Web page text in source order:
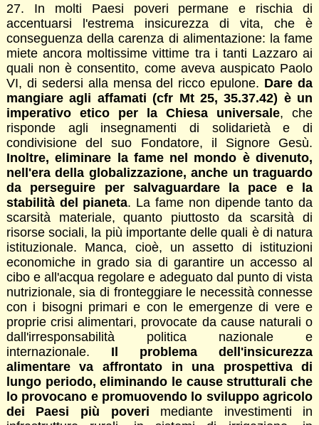
27. In molti Paesi poveri permane e rischia di
accentuarsi l'estrema insicurezza di vita, che è
conseguenza della carenza di alimentazione: la fame
miete ancora moltissime vittime tra i tanti Lazzaro ai
quali non è consentito, come aveva auspicato Paolo
VI, di sedersi alla mensa del ricco epulone. Dare da
mangiare agli affamati (cfr Mt 25, 35.37.42) è un
imperativo etico per la Chiesa universale, che
risponde agli insegnamenti di solidarietà e di
condivisione del suo Fondatore, il Signore Gesù.
Inoltre, eliminare la fame nel mondo è divenuto,
nell'era della globalizzazione, anche un traguardo
da perseguire per salvaguardare la pace e la
stabilità del pianeta. La fame non dipende tanto da
scarsità materiale, quanto piuttosto da scarsità di
risorse sociali, la più importante delle quali è di natura
istituzionale. Manca, cioè, un assetto di istituzioni
economiche in grado sia di garantire un accesso al
cibo e all'acqua regolare e adeguato dal punto di vista
nutrizionale, sia di fronteggiare le necessità connesse
con i bisogni primari e con le emergenze di vere e
proprie crisi alimentari, provocate da cause naturali o
dall'irresponsabilità politica nazionale e
internazionale. Il problema dell'insicurezza
alimentare va affrontato in una prospettiva di
lungo periodo, eliminando le cause strutturali che
lo provocano e promuovendo lo sviluppo agricolo
dei Paesi più poveri mediante investimenti in